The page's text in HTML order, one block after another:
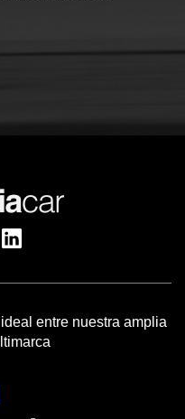
entre nuestra amplia